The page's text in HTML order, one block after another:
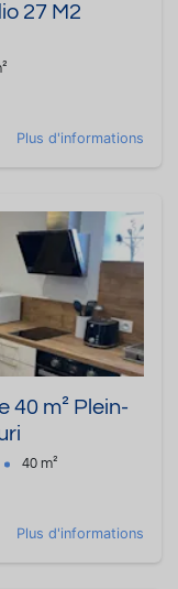
27 M2
Plus d'informations
40 m² Plein-
40 m²
Plus d'informations